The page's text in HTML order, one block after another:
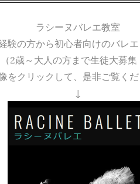
ラシーヌバレエ教室
験の方から初心者向けのバレ
（2歳～大人の方まで生徒大募集
をクリックして、是非ご覧くだ
↓